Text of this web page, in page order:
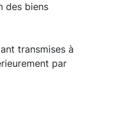
des biens
transmises à
par